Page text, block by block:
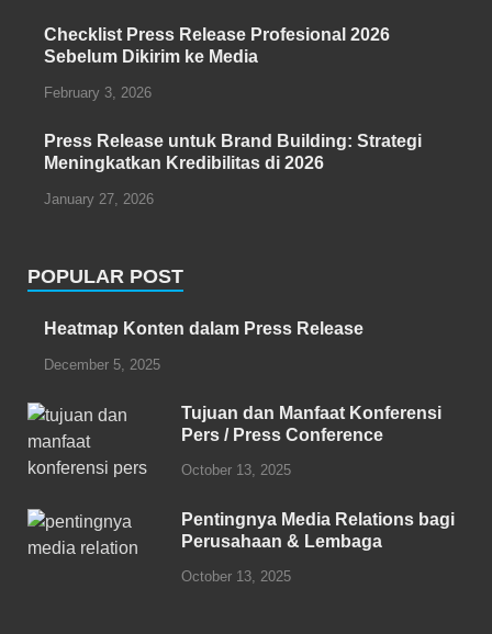
Checklist Press Release Profesional 2026
Sebelum Dikirim ke Media
February 3, 2026
Press Release untuk Brand Building: Strategi
Meningkatkan Kredibilitas di 2026
January 27, 2026
POPULAR POST
Heatmap Konten dalam Press Release
December 5, 2025
Tujuan dan Manfaat Konferensi
Pers / Press Conference
October 13, 2025
Pentingnya Media Relations bagi
Perusahaan & Lembaga
October 13, 2025